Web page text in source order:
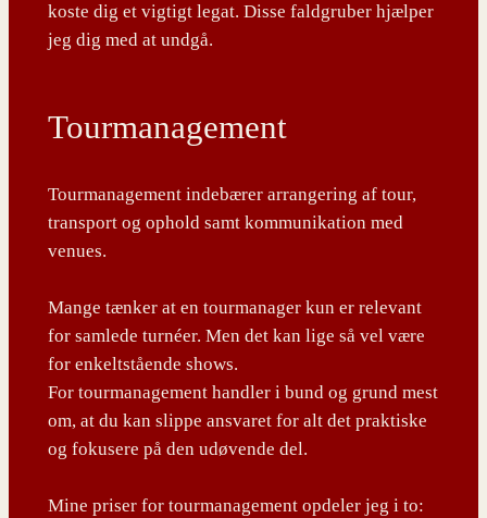
koste dig et vigtigt legat. Disse faldgruber hjælper
jeg dig med at undgå.
Tourmanagement
Tourmanagement indebærer arrangering af tour,
transport og ophold samt kommunikation med
venues.
Mange tænker at en tourmanager kun er relevant
for samlede turnéer. Men det kan lige så vel være
for enkeltstående shows.
For tourmanagement handler i bund og grund mest
om, at du kan slippe ansvaret for alt det praktiske
og fokusere på den udøvende del.
Mine priser for tourmanagement opdeler jeg i to: